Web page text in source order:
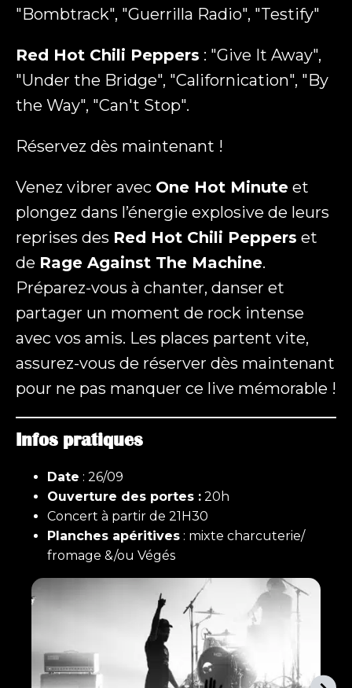
"Bombtrack", "Guerrilla Radio", "Testify"
Red Hot Chili Peppers : "Give It Away",
"Under the Bridge", "Californication", "By
the Way", "Can't Stop".
Réservez dès maintenant !
Venez vibrer avec One Hot Minute et
plongez dans l’énergie explosive de leurs
reprises des Red Hot Chili Peppers et
de Rage Against The Machine.
Préparez-vous à chanter, danser et
partager un moment de rock intense
avec vos amis. Les places partent vite,
assurez-vous de réserver dès maintenant
pour ne pas manquer ce live mémorable !
Infos pratiques
Date : 26/09
Ouverture des portes : 20h
Concert à partir de 21H30
Planches apéritives : mixte charcuterie/
fromage &/ou Végés